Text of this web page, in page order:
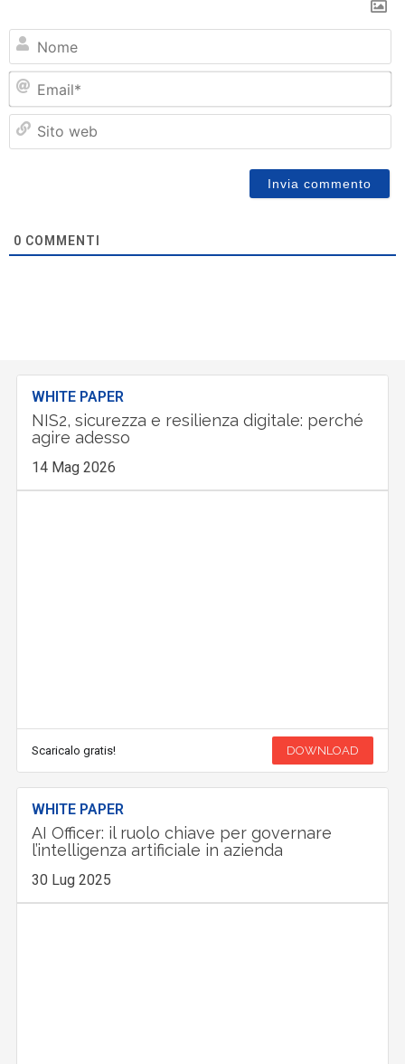
0 COMMENTI
WHITE PAPER
NIS2, sicurezza e resilienza digitale: perché
agire adesso
14 Mag 2026
Scaricalo gratis! DOWNLOAD
WHITE PAPER
AI Officer: il ruolo chiave per governare
l’intelligenza artificiale in azienda
30 Lug 2025